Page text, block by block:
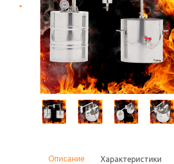
Описание Характеристики